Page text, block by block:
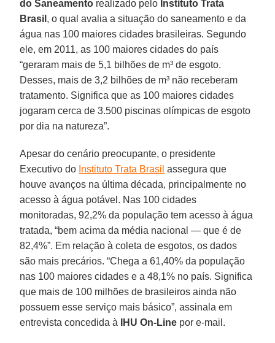
do Saneamento realizado pelo Instituto Trata
Brasil , o qual avalia a situação do saneamento e da
água nas 100 maiores cidades brasileiras. Segundo
ele, em 2011, as 100 maiores cidades do país
“geraram mais de 5,1 bilhões de m³ de esgoto.
Desses, mais de 3,2 bilhões de m³ não receberam
tratamento. Significa que as 100 maiores cidades
jogaram cerca de 3.500 piscinas olímpicas de esgoto
por dia na natureza”.
Apesar do cenário preocupante, o presidente
Executivo do Instituto Trata Brasil assegura que
houve avanços na última década, principalmente no
acesso à água potável. Nas 100 cidades
monitoradas, 92,2% da população tem acesso à água
tratada, “bem acima da média nacional — que é de
82,4%”. Em relação à coleta de esgotos, os dados
são mais precários. “Chega a 61,40% da população
nas 100 maiores cidades e a 48,1% no país. Significa
que mais de 100 milhões de brasileiros ainda não
possuem esse serviço mais básico”, assinala em
entrevista concedida à
IHU On-Line por e-mail.